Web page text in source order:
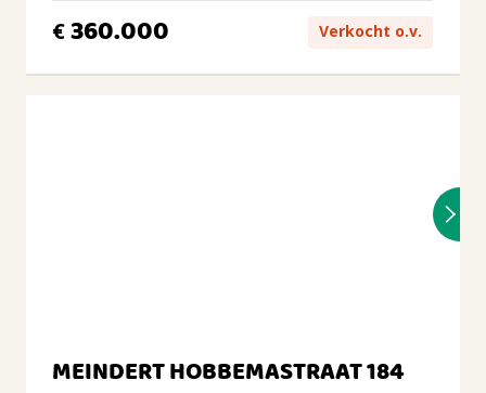
€360.000 Verkocht o.v.
MEINDERT HOBBEMASTRAAT 184